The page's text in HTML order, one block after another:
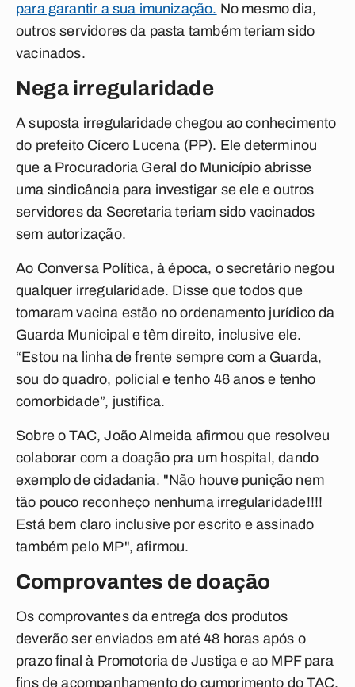
para garantir a sua imunização. No mesmo dia,
outros servidores da pasta também teriam sido
vacinados.
Nega irregularidade
A suposta irregularidade chegou ao conhecimento
do prefeito Cícero Lucena (PP). Ele determinou
que a Procuradoria Geral do Município abrisse
uma sindicância para investigar se ele e outros
servidores da Secretaria teriam sido vacinados
sem autorização.
Ao Conversa Política, à época, o secretário negou
qualquer irregularidade. Disse que todos que
tomaram vacina estão no ordenamento jurídico da
Guarda Municipal e têm direito, inclusive ele.
“Estou na linha de frente sempre com a Guarda,
sou do quadro, policial e tenho 46 anos e tenho
comorbidade”, justifica.
Sobre o TAC, João Almeida afirmou que resolveu
colaborar com a doação pra um hospital, dando
exemplo de cidadania. "Não houve punição nem
tão pouco reconheço nenhuma irregularidade!!!!
Está bem claro inclusive por escrito e assinado
também pelo MP", afirmou.
Comprovantes de doação
Os comprovantes da entrega dos produtos
deverão ser enviados em até 48 horas após o
prazo final à Promotoria de Justiça e ao MPF para
fins de acompanhamento do cumprimento do TAC.